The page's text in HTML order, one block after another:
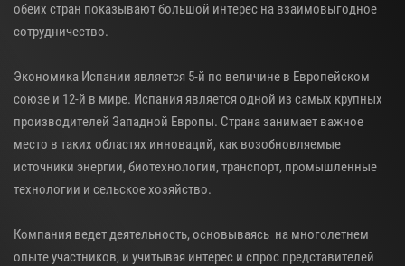
обеих стран показывают большой интерес на взаимовыгодное
сотрудничество.
Экономика Испании является 5-й по величине в Европейском
союзе и 12-й в мире. Испания является одной из самых крупных
производителей Западной Европы. Страна занимает важное
место в таких областях инноваций, как возобновляемые
источники энергии, биотехнологии, транспорт, промышленные
технологии и сельское хозяйство.
Компания ведет деятельность, основываясь на многолетнем
опыте участников, и учитывая интерес и спрос представителей